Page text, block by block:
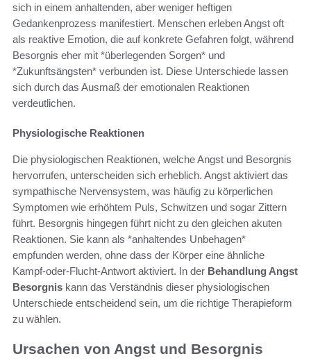
sich in einem anhaltenden, aber weniger heftigen
Gedankenprozess manifestiert. Menschen erleben Angst oft
als reaktive Emotion, die auf konkrete Gefahren folgt, während
Besorgnis eher mit *überlegenden Sorgen* und
*Zukunftsängsten* verbunden ist. Diese Unterschiede lassen
sich durch das Ausmaß der emotionalen Reaktionen
verdeutlichen.
Physiologische Reaktionen
Die physiologischen Reaktionen, welche Angst und Besorgnis
hervorrufen, unterscheiden sich erheblich. Angst aktiviert das
sympathische Nervensystem, was häufig zu körperlichen
Symptomen wie erhöhtem Puls, Schwitzen und sogar Zittern
führt. Besorgnis hingegen führt nicht zu den gleichen akuten
Reaktionen. Sie kann als *anhaltendes Unbehagen*
empfunden werden, ohne dass der Körper eine ähnliche
Kampf-oder-Flucht-Antwort aktiviert. In der Behandlung Angst
Besorgnis kann das Verständnis dieser physiologischen
Unterschiede entscheidend sein, um die richtige Therapieform
zu wählen.
Ursachen von Angst und Besorgnis